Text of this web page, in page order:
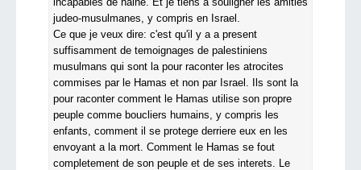
judeo-musulmanes, y compris en Israel.
Ce que je veux dire: c'est qu'il y a a present
suffisamment de temoignages de palestiniens
musulmans qui sont la pour raconter les atrocites
commises par le Hamas et non par Israel. Ils sont la
pour raconter comment le Hamas utilise son propre
peuple comme boucliers humains, y compris les
enfants, comment il se protege derriere eux en les
envoyant a la mort. Comment le Hamas se fout
completement de son peuple et de ses interets. Le